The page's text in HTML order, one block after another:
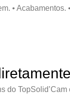
•
do